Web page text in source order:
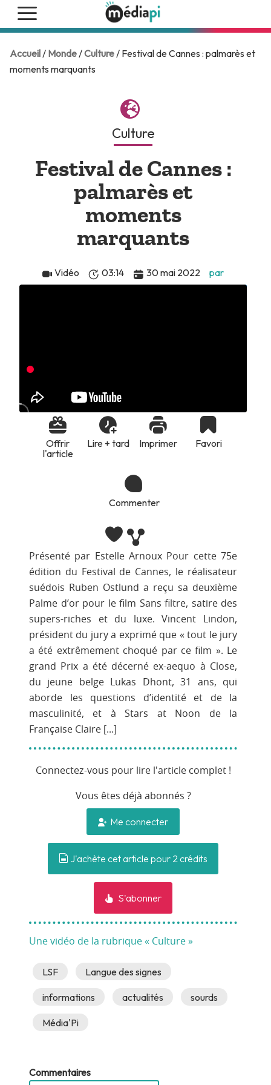
Accueil/ Monde/Culture/ Festival de Cannes : palmarès et
moments marquants
Culture
Festival de Cannes :
palmarès et
moments
marquants
Vidéo 03:14 30 mai 2022 par
Offrir
l'article
Lire + tard Imprimer Favori
Commenter
Présenté par Estelle Arnoux Pour cette 75e
édition du Festival de Cannes, le réalisateur
suédois Ruben Ostlund a reçu sa deuxième
Palme d’or pour le film Sans filtre, satire des
supers-riches et du luxe. Vincent Lindon,
président du jury a exprimé que « tout le jury
a été extrêmement choqué par ce film ». Le
grand Prix a été décerné ex-aequo à Close,
du jeune belge Lukas Dhont, 31 ans, qui
aborde les questions d’identité et de la
masculinité, et à Stars at Noon de la
Française Claire [...]
Connectez-vous pour lire l'article complet !
Vous êtes déjà abonnés ?
Me connecter
J'achète cet article pour 2 crédits
S'abonner
Une vidéo de la rubrique « Culture »
LSF Langue des signes
informations actualités sourds
Média'Pi
Commentaires